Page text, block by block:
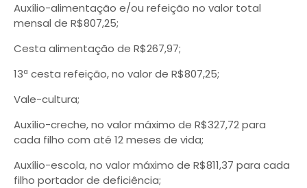
Auxílio-alimentação e/ou refeição no valor total
mensal de R$807,25;
Cesta alimentação de R$267,97;
13ª cesta refeição, no valor de R$807,25;
Vale-cultura;
Auxílio-creche, no valor máximo de R$327,72 para
cada filho com até 12 meses de vida;
Auxílio-escola, no valor máximo de R$811,37 para cada
filho portador de deficiência;